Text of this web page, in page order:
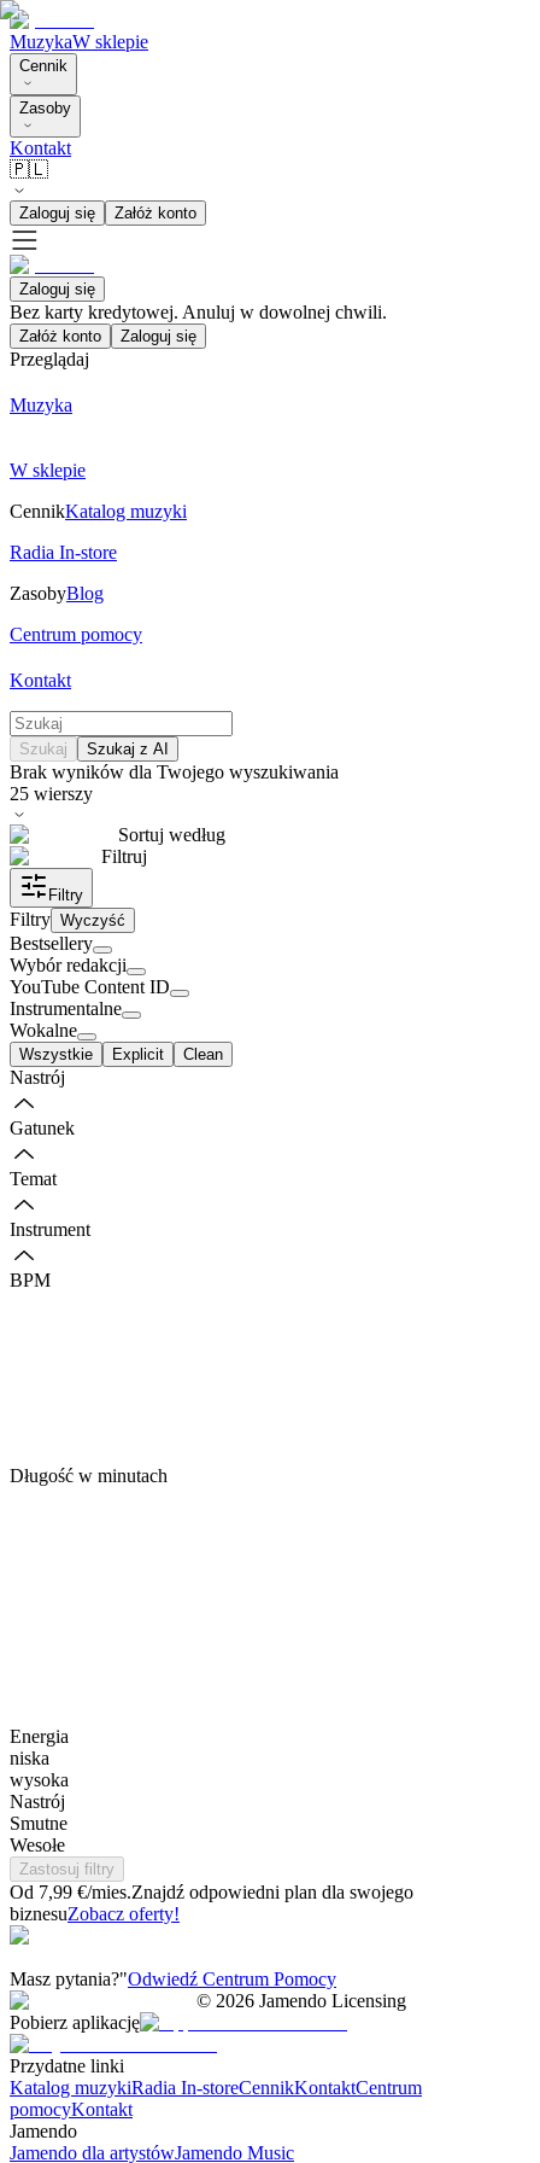
MuzykaW sklepie
Cennik
Zasoby
Kontakt
🇵🇱
Zaloguj się Załóż konto
Zaloguj się
Bez karty kredytowej. Anuluj w dowolnej chwili.
Załóż konto Zaloguj się
Przeglądaj
Muzyka
W sklepie
CennikKatalog muzyki
Radia In-store
ZasobyBlog
Centrum pomocy
Kontakt
Szukaj Szukaj z AI
Brak wyników dla Twojego wyszukiwania
25 wierszy
Sortuj według
Filtruj
Filtry
Filtry Wyczyść
Bestsellery
Wybór redakcji
YouTube Content ID
Instrumentalne
Wokalne
Wszystkie Explicit Clean
Nastrój
Gatunek
Temat
Instrument
BPM
Długość w minutach
Energia
niska
wysoka
Nastrój
Smutne
Wesołe
Zastosuj filtry
Od 7,99 €/mies.Znajdź odpowiedni plan dla swojego
biznesuZobacz oferty!
Masz pytania?"Odwiedź Centrum Pomocy
© 2026 Jamendo Licensing
Pobierz aplikację
Przydatne linki
Katalog muzykiRadia In-storeCennikKontaktCentrum
pomocyKontakt
Jamendo
Jamendo dla artystówJamendo Music